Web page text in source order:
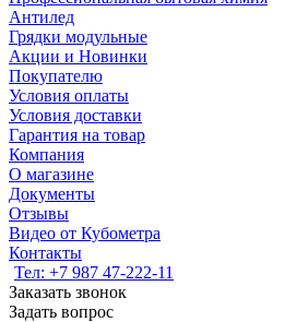
Антилед
Грядки модульные
Акции и Новинки
Покупателю
Условия оплаты
Условия доставки
Гарантия на товар
Компания
О магазине
Документы
Отзывы
Видео от Кубометра
Контакты
Тел: +7 987 47-222-11
Заказать звонок
Задать вопрос